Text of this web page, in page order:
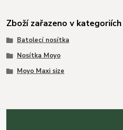
Zboží zařazeno v kategoriích
Batolecí nosítka
Nosítka Moyo
Moyo Maxi size